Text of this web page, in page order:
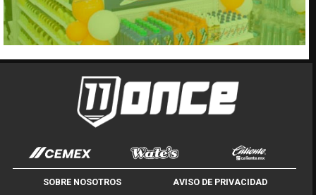
SOBRE NOSOTROS AVISO DE PRIVACIDAD